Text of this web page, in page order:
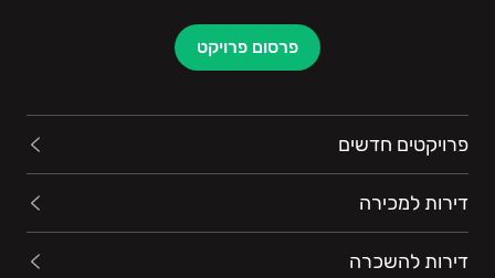
פרסום פרויקט
פרויקטים חדשים
דירות למכירה
דירות להשכרה